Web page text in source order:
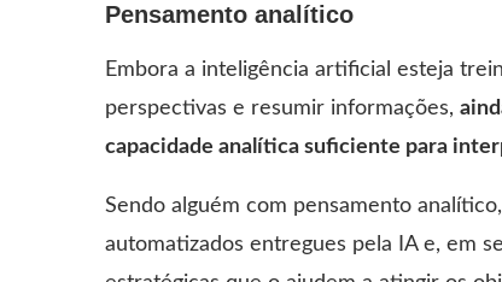
Pensamento analítico
Embora a inteligência artificial esteja
perspectivas e resumir informações,
capacidade analítica suficiente para
Sendo alguém com pensamento
automatizados entregues pela IA e, em